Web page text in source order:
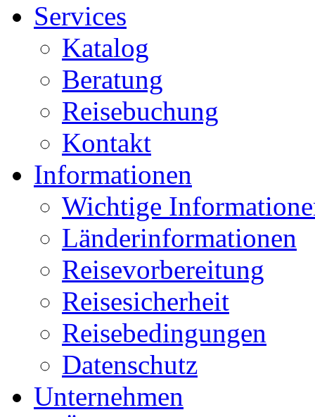
Services
Katalog
Beratung
Reisebuchung
Kontakt
Informationen
Wichtige
Länderinformationen
Reisevorbereitung
Reisesicherheit
Reisebedingungen
Datenschutz
Unternehmen